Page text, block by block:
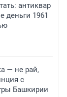
антиквар
деньги 1961
— не рай,
с
Башкирии